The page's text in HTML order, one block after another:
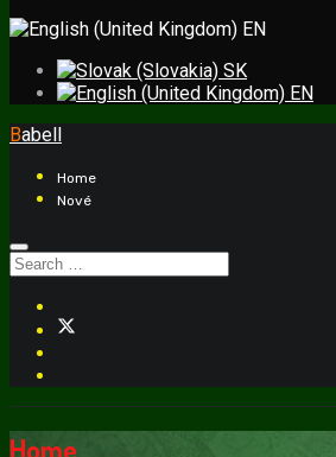
EN
SK
EN
Babell
Home
Nové
Home